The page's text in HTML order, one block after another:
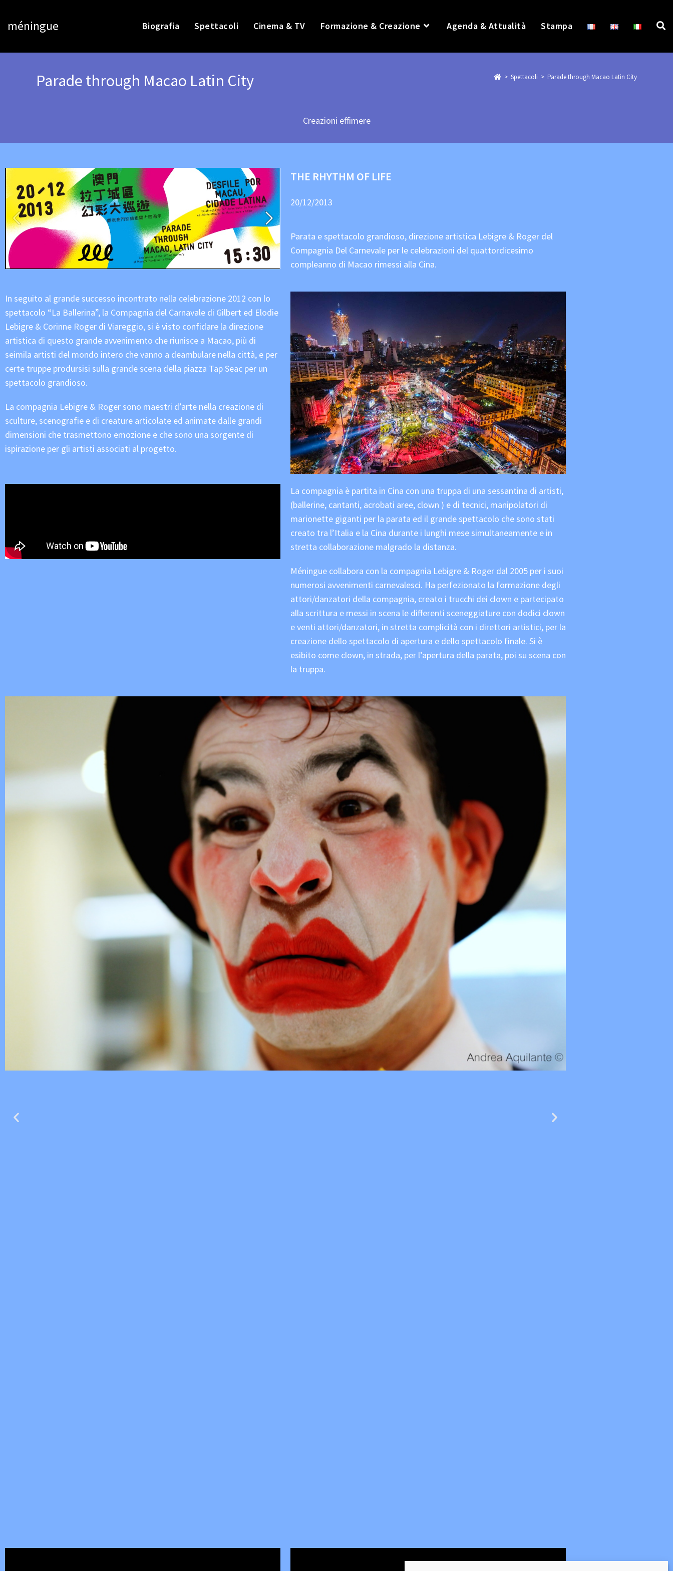
méningue Biografia Spettacoli Cinema & TV Formazione & Creazione Agenda & Attualità Stampa
Parade through Macao Latin City > > Parade through Macao Latin City
Creazioni effimere
THE RHYTHM OF LIFE
20/12/2013
Parata e spettacolo grandioso, direzione artistica Lebigre & Roger del
Compagnia Del Carnevale per le celebrazioni del quattordicesimo
compleanno di Macao rimessi alla Cina.
In seguito al grande successo incontrato nella celebrazione 2012 con lo
spettacolo “La Ballerina”, la Compagnia del Carnavale di Gilbert ed Elodie
Lebigre & Corinne Roger di Viareggio, si è visto confidare la direzione
artistica di questo grande avvenimento che riunisce a Macao, più di
seimila artisti del mondo intero che vanno a deambulare nella città, e per
certe truppe prodursisi sulla grande scena della piazza Tap Seac per un
spettacolo grandioso.
La compagnia Lebigre & Roger sono maestri d’arte nella creazione di
sculture, scenografie e di creature articolate ed animate dalle grandi
dimensioni che trasmettono emozione e che sono una sorgente di
ispirazione per gli artisti associati al progetto.
La compagnia è partita in Cina con una truppa di una sessantina di artisti,
(ballerine, cantanti, acrobati aree, clown ) e di tecnici, manipolatori di
marionette giganti per la parata ed il grande spettacolo che sono stati
creato tra l’Italia e la Cina durante i lunghi mese simultaneamente e in
stretta collaborazione malgrado la distanza.
Méningue collabora con la compagnia Lebigre & Roger dal 2005 per i suoi
numerosi avvenimenti carnevalesci. Ha perfezionato la formazione degli
attori/danzatori della compagnia, creato i trucchi dei clown e partecipato
alla scrittura e messi in scena le differenti sceneggiature con dodici clown
e venti attori/danzatori, in stretta complicità con i direttori artistici, per la
creazione dello spettacolo di apertura e dello spettacolo finale. Si è
esibito come clown, in strada, per l’apertura della parata, poi su scena con
la truppa.